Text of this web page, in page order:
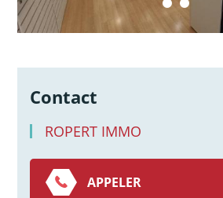
Contact
ROPERT IMMO
APPELER